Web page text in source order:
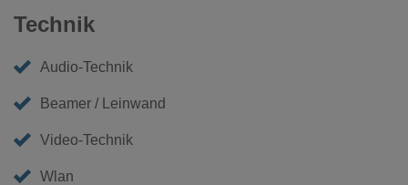
Technik
Audio-Technik
Beamer / Leinwand
Video-Technik
Wlan